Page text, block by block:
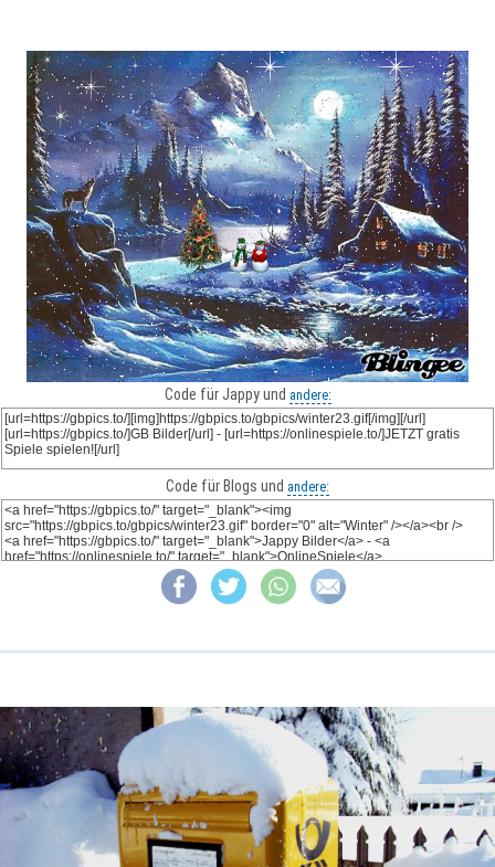
Code für Jappy und andere:
Code für Blogs und andere: